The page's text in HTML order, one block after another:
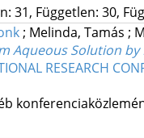
31, Független: 30,
; Melinda, Tamás ;
Aqueous Solution
RESEARCH